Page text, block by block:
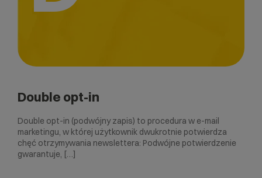
Double opt-in
Double opt-in (podwójny zapis) to procedura w e-mail
marketingu, w której użytkownik dwukrotnie potwierdza
chęć otrzymywania newslettera: Podwójne potwierdzenie
gwarantuje, […]